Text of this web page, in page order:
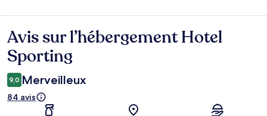
Avis
Avis sur l’hébergement Hotel
Sporting
9,0 Merveilleux
84 avis